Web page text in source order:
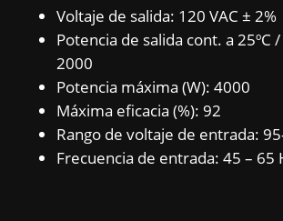
Voltaje de salida: 120 VAC ± 2%
Potencia de salida cont. a 25ºC /
2000
Potencia máxima (W): 4000
Máxima eficacia (%): 92
Rango de voltaje de entrada:
Frecuencia de entrada: 45 – 65